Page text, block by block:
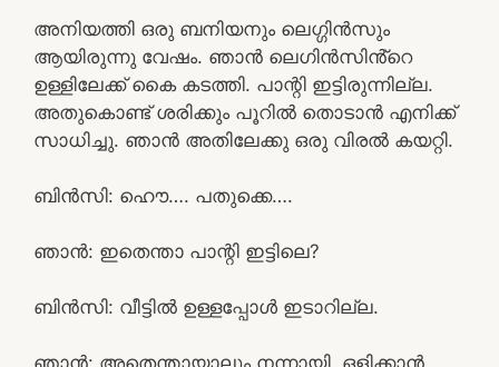
അനിയത്തി ഒരു ബനിയനും ലെഗ്ഗിൻസും
ആയിരുന്നു വേഷം. ഞാൻ ലെഗിൻസിൻ്റെ
ഉള്ളിലേക്ക് കൈ കടത്തി. പാന്റി ഇട്ടിരുന്നില്ല.
അതുകൊണ്ട് ശരിക്കും പൂറിൽ തൊടാൻ എനിക്ക്
സാധിച്ചു. ഞാൻ അതിലേക്കു ഒരു വിരൽ കയറ്റി.
ബിൻസി: ഹൌ…. പതുക്കെ….
ഞാൻ: ഇതെന്താ പാന്റി ഇട്ടിലെ?
ബിൻസി: വീട്ടിൽ ഉള്ളപ്പോൾ ഇടാറില്ല.
ഞാൻ: അതെന്തായാലും നന്നായി, ഒളിക്കാൻ